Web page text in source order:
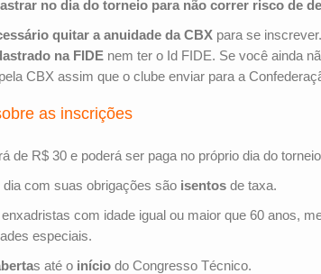
no dia do torneio para não correr risco de
quitar a anuidade da CBX para se
na FIDE nem ter o Id FIDE. Se você ainda
CBX assim que o clube enviar para a
as inscrições
de R$ 30 e poderá ser paga no próprio dia do
com suas obrigações são isentos de taxa.
enxadristas com idade igual ou maior que 60 anos,
especiais.
s até o início do Congresso Técnico.